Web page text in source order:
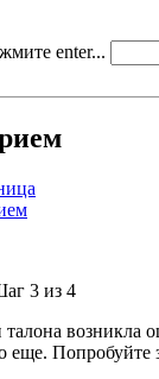
enter...
3 из 4
возникла
еще. Попробуйте